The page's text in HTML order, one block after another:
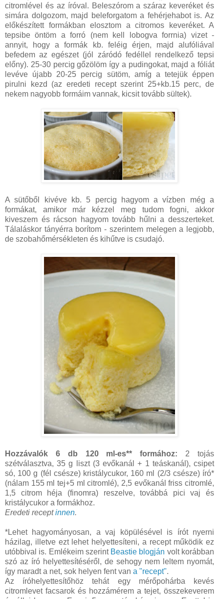
citromlével és az íróval. Beleszórom a száraz keveréket és
simára dolgozom, majd beleforgatom a fehérjehabot is. Az
előkészített formákban elosztom a citromos keveréket. A
tepsibe öntöm a forró (nem kell lobogva forrnia) vizet -
annyit, hogy a formák kb. feléig érjen, majd alufóliával
befedem az egészet (jól záródó fedéllel rendelkező tepsi
előny). 25-30 percig gőzölöm így a pudingokat, majd a fóliát
levéve újabb 20-25 percig sütöm, amíg a tetejük éppen
pirulni kezd (az eredeti recept szerint 25+kb.15 perc, de
nekem nagyobb formáim vannak, kicsit tovább sültek).
A sütőből kivéve kb. 5 percig hagyom a vízben még a
formákat, amikor már kézzel meg tudom fogni, akkor
kiveszem és rácson hagyom tovább hűlni a desszerteket.
Tálaláskor tányérra borítom - szerintem melegen a legjobb,
de szobahőmérsékleten és kihűtve is csudajó.
Hozzávalók 6 db 120 ml-es** formához: 2 tojás
szétválasztva, 35 g liszt (3 evőkanál + 1 teáskanál), csipet
só, 100 g (fél csésze) kristálycukor, 160 ml (2/3 csésze) író*
(nálam 155 ml tej+5 ml citromlé), 2,5 evőkanál friss citromlé,
1,5 citrom héja (finomra) reszelve, továbbá pici vaj és
kristálycukor a formákhoz.
Eredeti receptinnen.
*Lehet hagyományosan, a vaj köpülésével is írót nyerni
házilag, illetve ezt lehet helyettesíteni, a recept működik ez
utóbbival is. Emlékeim szerint Beastie blogján volt korábban
szó az író helyettesítéséről, de sehogy nem leltem nyomát,
így maradt a net, sok helyen fent van a "recept".
Az íróhelyettesítőhöz tehát egy mérőpohárba kevés
citromlevet facsarok és hozzámérem a tejet, összekeverem